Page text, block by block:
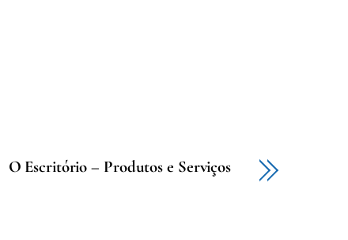
O Escritório – Produtos e Serviços